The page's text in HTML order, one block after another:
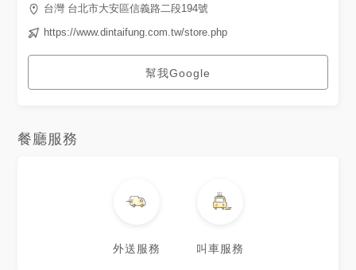
台灣 台北市大安區信義路二段194號
https://www.dintaifung.com.tw/store.php
幫我Google
餐廳服務
外送服務 叫車服務